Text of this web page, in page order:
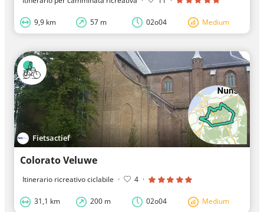
9,9 km 57 m 02o04 Medium
Fietsactief
Colorato Veluwe
Itinerario ricreativo ciclabile · 4 ·
31,1 km 200 m 02o04 Medium